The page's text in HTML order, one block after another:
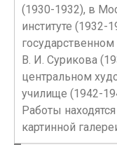
(1930-1932), в
институте
В. И. Сурикова
центральном
училище (1942-
Работы
картинной